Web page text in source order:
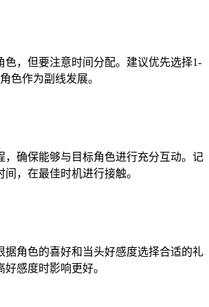
色，但要注意时间分配。建议优先选择1-
色作为副线发展。
，确保能够与目标角色进行充分互动。记
，在最佳时机进行接触。
据角色的喜好和当头好感度选择合适的礼
感度时影响更好。